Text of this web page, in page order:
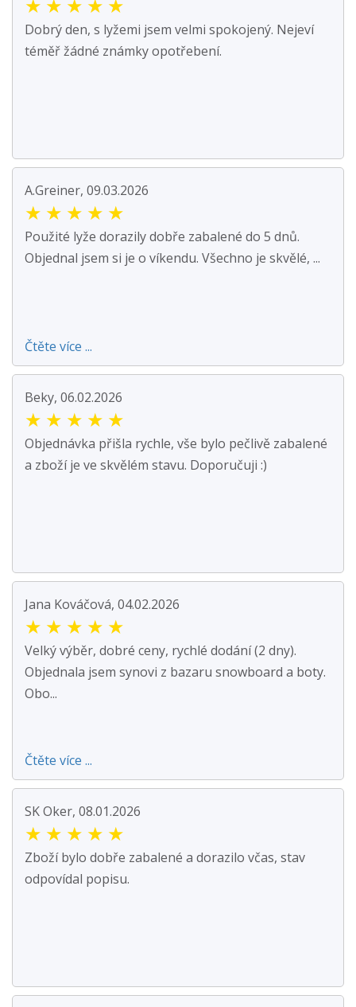
Dobrý den, s lyžemi jsem velmi spokojený. Nejeví
téměř žádné známky opotřebení.
A.Greiner, 09.03.2026
★ ★ ★ ★ ★
Použité lyže dorazily dobře zabalené do 5 dnů.
Objednal jsem si je o víkendu. Všechno je skvělé, ...
Čtěte více ...
Beky, 06.02.2026
★ ★ ★ ★ ★
Objednávka přišla rychle, vše bylo pečlivě zabalené
a zboží je ve skvělém stavu. Doporučuji :)
Jana Kováčová, 04.02.2026
★ ★ ★ ★ ★
Velký výběr, dobré ceny, rychlé dodání (2 dny).
Objednala jsem synovi z bazaru snowboard a boty.
Obo...
Čtěte více ...
SK Oker, 08.01.2026
★ ★ ★ ★ ★
Zboží bylo dobře zabalené a dorazilo včas, stav
odpovídal popisu.